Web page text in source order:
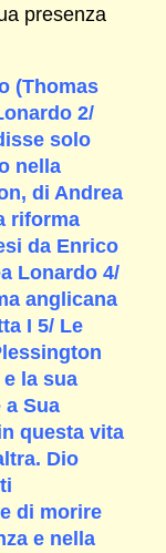
presenza
(Thomas
2/
solo
nella
di Andrea
riforma
da Enrico
Lonardo 4/
anglicana
I 5/ Le
la sua
Sua
questa vita
Dio
di morire
e nella